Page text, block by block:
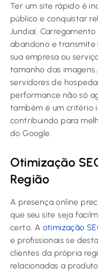
Ter um site rápido é
público e conquistar
Jundiaí.
abandono e transmite
sua empresa ou
tamanho das
servidores de
performance não só
também é um critério
contribuindo para
do Google.
Otimização
Região
A presença online
que seu site seja
certo. A otimização
e profissionais se
clientes da própria
relacionadas a